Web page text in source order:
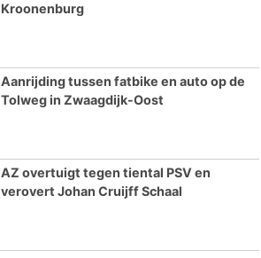
Kroonenburg
Aanrijding tussen fatbike en auto op de
Tolweg in Zwaagdijk-Oost
AZ overtuigt tegen tiental PSV en
verovert Johan Cruijff Schaal